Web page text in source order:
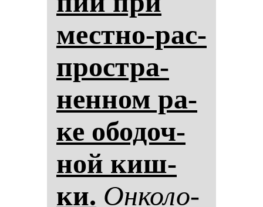
мес­тно-рас­
простра­
нен­ном ра­
ке обо­доч­
ной киш­
ки. Он­ко­ло­